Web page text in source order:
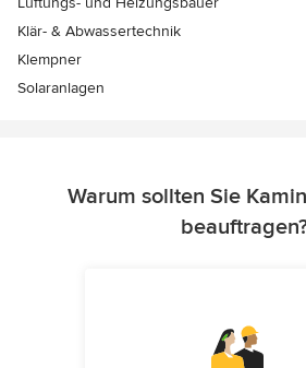
Klär- & Abwassertechnik
Klempner
Solaranlagen
Warum sollten Sie